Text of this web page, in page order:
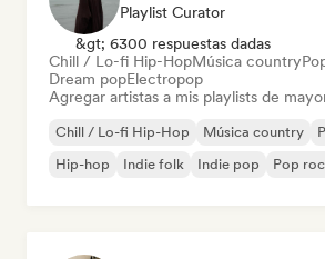
Playlist Curator
&gt; 6300 respuestas dadas
Chill / Lo-fi Hip-HopMúsica country
Dream popElectropop
Agregar artistas a mis playlists de
Chill / Lo-fi Hip-Hop Música country
Hip-hop
Indie folk Indie pop Pop